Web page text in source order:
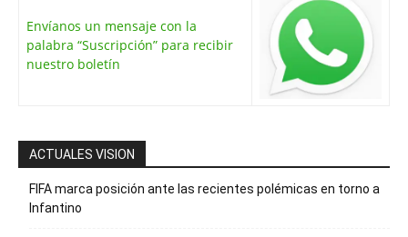
Envíanos un mensaje con la
palabra “Suscripción” para recibir
nuestro boletín
ACTUALES VISION
FIFA marca posición ante las recientes polémicas en torno a
Infantino